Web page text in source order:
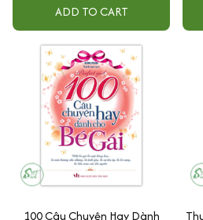
ADD TO CART
100 Câu Chuyện Hay Dành